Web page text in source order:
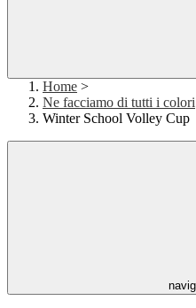
Home >
Ne facciamo di tutti i colori
Winter School Volley Cup